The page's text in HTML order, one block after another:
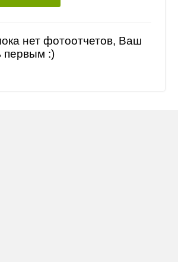
нет фотоотчетов, Ваш
первым :)